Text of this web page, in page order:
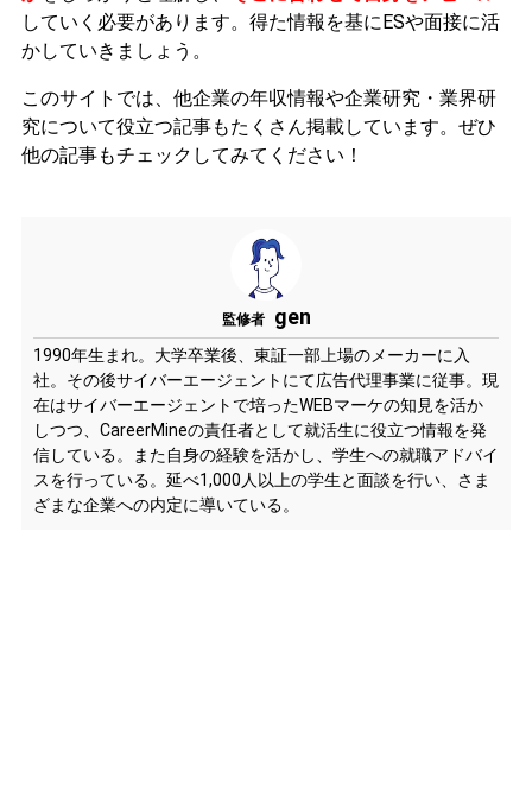
していく必要があります。 得た情報を基にESや面接に活
かしていきましょう。
このサイトでは、他企業の年収情報や企業研究・業界研
究について役立つ記事もたくさん掲載しています。ぜひ
他の記事もチェックしてみてください！
監修者 gen
1990年生まれ。大学卒業後、東証一部上場のメーカーに入
社。その後サイバーエージェントにて広告代理事業に従事。現
在はサイバーエージェントで培ったWEBマーケの知見を活か
しつつ、CareerMineの責任者として就活生に役立つ情報を発
信している。また自身の経験を活かし、学生への就職アドバイ
スを行っている。延べ1,000人以上の学生と面談を行い、さま
ざまな企業への内定に導いている。